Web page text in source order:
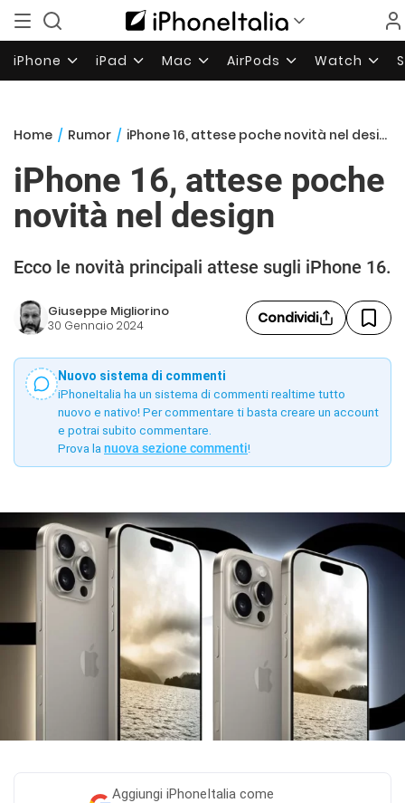
iPhone iPad Mac AirPods Watch
Home / Rumor / iPhone 16, attese poche novità nel design
iPhone 16, attese poche
novità nel design
Ecco le novità principali attese sugli iPhone 16.
Giuseppe Migliorino
30 Gennaio 2024 Condividi
Nuovo sistema di commenti
iPhoneItalia ha un sistema di commenti realtime tutto
nuovo e nativo! Per commentare ti basta creare un account
e potrai subito commentare.
Prova la nuova sezione commenti!
Aggiungi iPhoneItalia come